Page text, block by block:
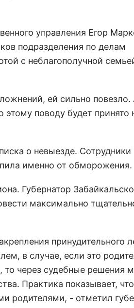
управления Егор
подразделения по делам
с неблагополучной
ей сильно повезло.
поводу будет принято
о невыезде.
именно от обморожения.
Губернатор
максимально
принудительного
в случае, если это
то через судебные решения
Практика показывает,
родителями, - отметил